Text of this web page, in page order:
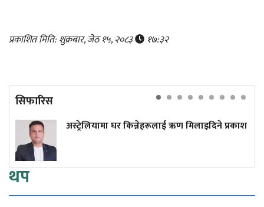
प्रकाशित मिति: शुक्रबार, जेठ १५, २०८३ १७:३२
सिफारिस
अस्ट्रेलियामा घर किन्नेहरूलाई ऋण मिलाइदिने प्रकाश
थप